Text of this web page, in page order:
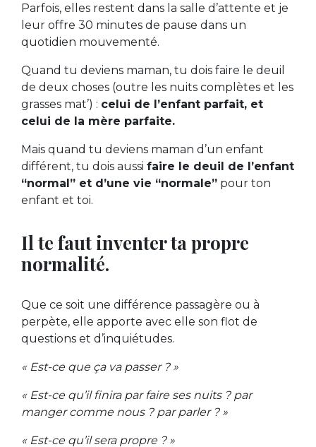
Parfois, elles restent dans la salle d’attente et je
leur offre 30 minutes de pause dans un
quotidien mouvementé.
Quand tu deviens maman, tu dois faire le deuil
de deux choses (outre les nuits complètes et les
grasses mat’) : celui de l’enfant parfait, et
celui de la mère parfaite.
Mais quand tu deviens maman d’un enfant
différent, tu dois aussi faire le deuil de l’enfant
“normal” et d’une vie “normale” pour ton
enfant et toi.
Il te faut inventer ta propre
normalité.
Que ce soit une différence passagère ou à
perpète, elle apporte avec elle son flot de
questions et d’inquiétudes.
« Est-ce que ça va passer ? »
« Est-ce qu’il finira par faire ses nuits ? par
manger comme nous ? par parler ? »
« Est-ce qu’il sera propre ? »